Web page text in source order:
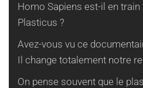
Homo Sapiens est-il en
Plasticus ?
Avez-vous vu ce
Il change totalement notre
On pense souvent que le